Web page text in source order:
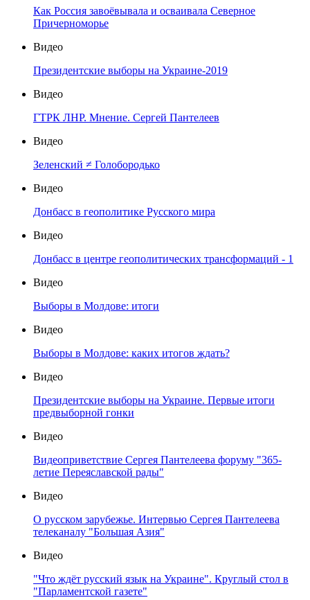
Как Россия завоёвывала и осваивала Северное
Причерноморье
Видео
Президентские выборы на Украине-2019
Видео
ГТРК ЛНР. Мнение. Сергей Пантелеев
Видео
Зеленский ≠ Голобородько
Видео
Донбасс в геополитике Русского мира
Видео
Донбасс в центре геополитических трансформаций - 1
Видео
Выборы в Молдове: итоги
Видео
Выборы в Молдове: каких итогов ждать?
Видео
Президентские выборы на Украине. Первые итоги
предвыборной гонки
Видео
Видеоприветствие Сергея Пантелеева форуму "365-
летие Переяславской рады"
Видео
О русском зарубежье. Интервью Сергея Пантелеева
телеканалу "Большая Азия"
Видео
"Что ждёт русский язык на Украине". Круглый стол в
"Парламентской газете"